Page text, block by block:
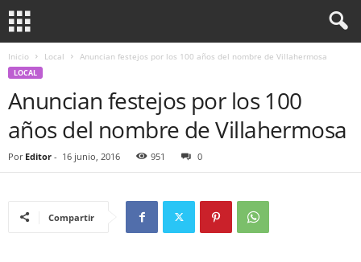
Inicio Local Anuncian festejos por los 100 años del nombre de Villahermosa
LOCAL
Anuncian festejos por los 100
años del nombre de Villahermosa
Por Editor - 16 junio, 2016 951 0
Compartir